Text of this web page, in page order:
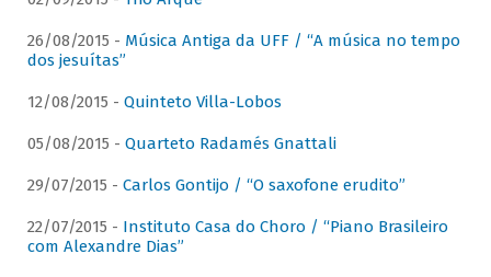
26/08/2015 - Música Antiga da UFF / “A música no tempo
dos jesuítas”
12/08/2015 - Quinteto Villa-Lobos
05/08/2015 - Quarteto Radamés Gnattali
29/07/2015 - Carlos Gontijo / “O saxofone erudito”
22/07/2015 - Instituto Casa do Choro / “Piano Brasileiro
com Alexandre Dias”